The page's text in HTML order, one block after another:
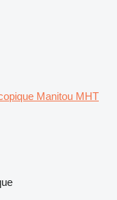
Manitou MHT